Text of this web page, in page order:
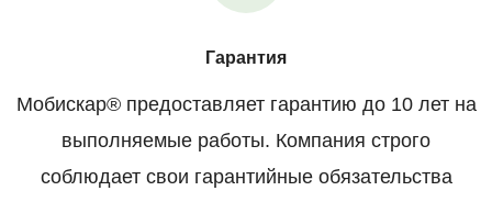
Гарантия
Мобискар® предоставляет гарантию до 10 лет на
выполняемые работы. Компания строго
соблюдает свои гарантийные обязательства